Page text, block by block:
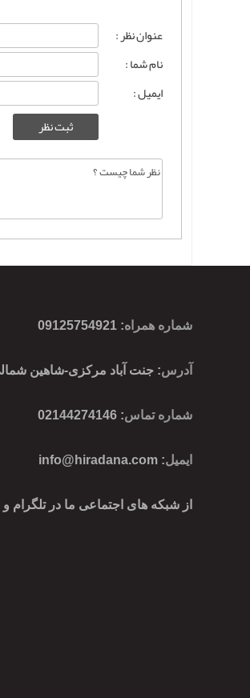
عنوان نظر :
نام شما :
ایمیل :
شماره همراه:
09125754921
آدرس: جنت آباد مرکزی-شاهین
شماره تماس: 02144274146
ایمیل:
info@hiradana.com
از شبکه های اجتماعی ما در تلگرام و
سئو: